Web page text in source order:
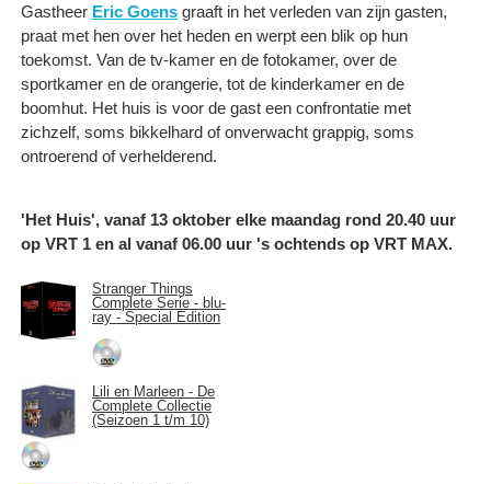
Gastheer Eric Goens graaft in het verleden van zijn gasten,
praat met hen over het heden en werpt een blik op hun
toekomst. Van de tv-kamer en de fotokamer, over de
sportkamer en de orangerie, tot de kinderkamer en de
boomhut. Het huis is voor de gast een confrontatie met
zichzelf, soms bikkelhard of onverwacht grappig, soms
ontroerend of verhelderend. ​
'Het Huis', vanaf 13 oktober elke maandag rond 20.40 uur
op VRT 1 en al vanaf 06.00 uur 's ochtends op VRT MAX.
Stranger Things
Complete Serie - blu-
ray - Special Edition
Lili en Marleen - De
Complete Collectie
(Seizoen 1 t/m 10)